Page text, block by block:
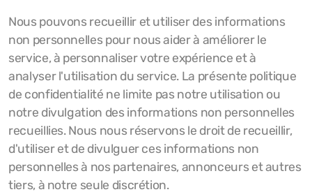
Nous pouvons recueillir et utiliser des informations
non personnelles pour nous aider à améliorer le
service, à personnaliser votre expérience et à
analyser l'utilisation du service. La présente politique
de confidentialité ne limite pas notre utilisation ou
notre divulgation des informations non personnelles
recueillies. Nous nous réservons le droit de recueillir,
d'utiliser et de divulguer ces informations non
personnelles à nos partenaires, annonceurs et autres
tiers, à notre seule discrétion.